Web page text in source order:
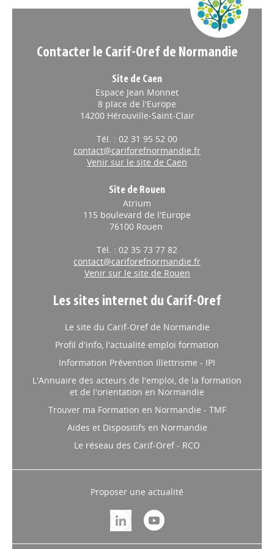
et l'emploi dans l'industrie
Le gouvernement a présenté, le 20
avril 2026, la feuille de route nationale
pour l'attractivité et l'emploi dans
l'industrie. Mise en œuvre avec
(RPE), elle est déployée sur trois ans et vise 600 000
recrutements durables dans l'industrie dès 2026.
COMPETENCES// 09/04/2026
Une convention France
Travail-Fepem en faveur de
l’emploi à domicile
La Fédération des particuliers employeurs
) et France Travail ont signé un
accord-cadre national, le 7 avril 2026,
afin de développer des synergies
durables au service de l’emploi à domicile.
ALTERNANCE// 01/04/2026
Appel à projets "Actions de
raccrochage : Parcours
Production"
Appel à projets "Actions de
raccrochage : Parcours diplômant en
École de Production"
Contacter le Carif-Oref de Normandie
Site de Caen
Espace Jean Monnet
8 place de l'Europe
14200 Hérouville-Saint-Clair
Tél. : 02 31 95 52 00
contact@cariforefnormandie.fr
Venir sur le site de Caen
Site de Rouen
Atrium
115 boulevard de l'Europe
76100 Rouen
Tél. : 02 35 73 77 82
contact@cariforefnormandie.fr
Venir sur le site de Rouen
Les sites internet du Carif-Oref
Le site du Carif-Oref de Normandie
Profil d'info, l'actualité emploi formation
Information Prévention Illettrisme - IPI
L'Annuaire des acteurs de l'emploi, de la formation
et de l'orientation en Normandie
Trouver ma Formation en Normandie - TMF
Aides et Dispositifs en Normandie
Le réseau des Carif-Oref - RCO
Proposer une actualité